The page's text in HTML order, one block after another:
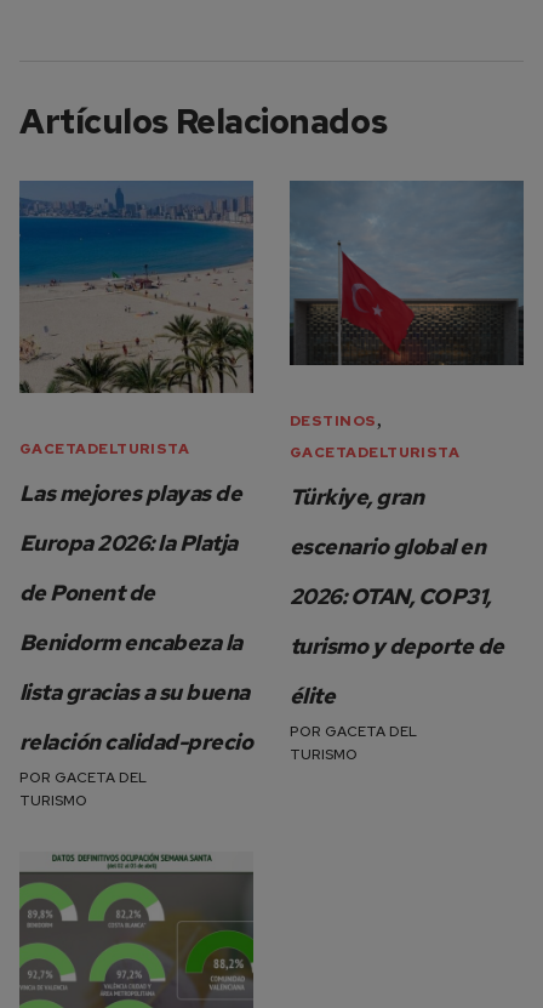
Artículos Relacionados
GACETADELTURISTA
Las mejores playas de
Europa 2026: la Platja
de Ponent de
Benidorm encabeza la
lista gracias a su buena
relación calidad-precio
POR GACETA DEL
TURISMO
DESTINOS,
GACETADELTURISTA
Türkiye, gran
escenario global en
2026: OTAN, COP31,
turismo y deporte de
élite
POR GACETA DEL
TURISMO